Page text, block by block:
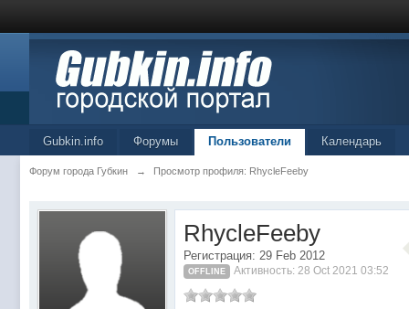
Gubkin.info Форумы Пользователи Календарь
Форум города Губкин → Просмотр профиля: RhycleFeeby
RhycleFeeby
Регистрация: 29 Feb 2012
OFFLINE Активность: 28 Oct 2021 03:52